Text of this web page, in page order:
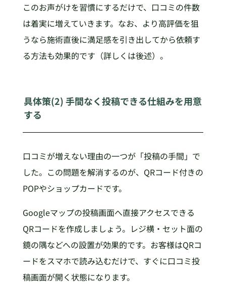
このお声がけを習慣にするだけで、口コミの件数
は着実に増えていきます。なお、より高評価を狙
うなら施術直後に満足感を引き出してから依頼す
る方法も効果的です（詳しくは後述）。
具体策(2) 手間なく投稿できる仕組みを用意
する
口コミが増えない理由の一つが「投稿の手間」で
した。この問題を解消するのが、QRコード付きの
POPやショップカードです。
Googleマップの投稿画面へ直接アクセスできる
QRコードを作成しましょう。レジ横・セット面の
鏡の隅などへの設置が効果的です。お客様はQRコ
ードをスマホで読み込むだけで、すぐに口コミ投
稿画面が開く状態になります。